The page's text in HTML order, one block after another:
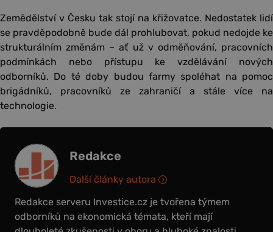
Zemědělství v Česku tak stojí na křižovatce. Nedostatek lidí
se pravděpodobně bude dál prohlubovat, pokud nedojde ke
strukturálním změnám – ať už v odměňování, pracovních
podmínkách nebo přístupu ke vzdělávání nových
odborníků. Do té doby budou farmy spoléhat na pomoc
brigádníků, pracovníků ze zahraničí a stále více na
technologie.
Redakce
Redakce serveru Investice.cz je tvořena týmem
odborníků na ekonomická témata, kteří mají
Další články autora